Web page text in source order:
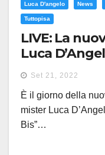
Luca D'angelo News
Tuttopisa
LIVE: La
Luca
Set 21, 2022
È il giorno della
mister Luca
Bis”…